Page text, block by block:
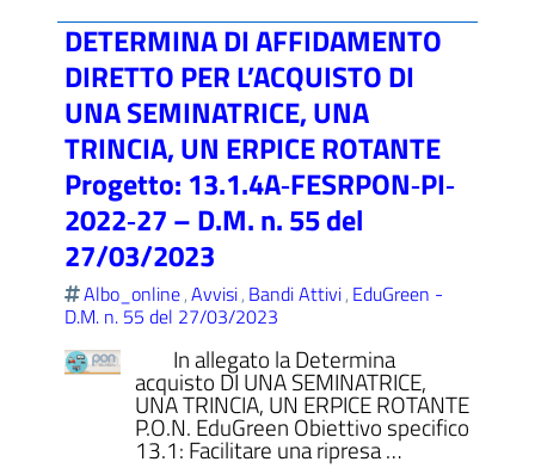
DETERMINA DI AFFIDAMENTO
DIRETTO PER L’ACQUISTO DI
UNA SEMINATRICE, UNA
TRINCIA, UN ERPICE ROTANTE
Progetto: 13.1.4A‐FESRPON‐PI‐
2022‐27 – D.M. n. 55 del
27/03/2023
Albo_online,Avvisi, Bandi Attivi, EduGreen -
D.M. n. 55 del 27/03/2023
In allegato la Determina
acquisto DI UNA SEMINATRICE,
UNA TRINCIA, UN ERPICE ROTANTE
P.O.N. EduGreen Obiettivo specifico
13.1: Facilitare una ripresa …